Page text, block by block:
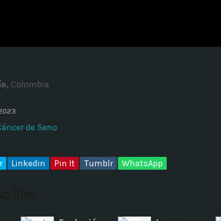
Time
Colombia
de Seno
Linkedin Pin It Tumblr WhatsApp